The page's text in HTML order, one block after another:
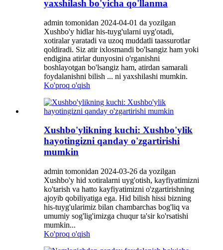
yaxshilash bo'yicha qo'llanma
admin tomonidan 2024-04-01 da yozilgan
Xushbo'y hidlar his-tuyg'ularni uyg'otadi,
xotiralar yaratadi va uzoq muddatli taassurotlar
qoldiradi. Siz atir ixlosmandi bo'lsangiz ham yoki
endigina atirlar dunyosini o'rganishni
boshlayotgan bo'lsangiz ham, atirdan samarali
foydalanishni bilish ... ni yaxshilashi mumkin.
Ko'proq o'qish
Xushbo'ylikning kuchi: Xushbo'ylik
hayotingizni qanday o'zgartirishi
mumkin
admin tomonidan 2024-03-26 da yozilgan
Xushbo'y hid xotiralarni uyg'otish, kayfiyatimizni
ko'tarish va hatto kayfiyatimizni o'zgartirishning
ajoyib qobiliyatiga ega. Hid bilish hissi bizning
his-tuyg'ularimiz bilan chambarchas bog'liq va
umumiy sog'lig'imizga chuqur ta'sir ko'rsatishi
mumkin...
Ko'proq o'qish